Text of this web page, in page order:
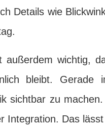
Details wie
außerdem wichtig,
bleibt. Gerade
sichtbar zu
Integration. Das